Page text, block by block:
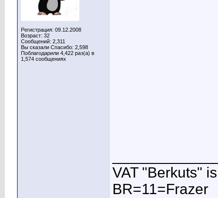
Регистрация: 09.12.2008
Возраст: 32
Сообщений: 2,311
Вы сказали Спасибо: 2,598
Поблагодарили 4,422 раз(а) в
1,574 сообщениях
VAT "Berkuts"
BR=11=Frazer